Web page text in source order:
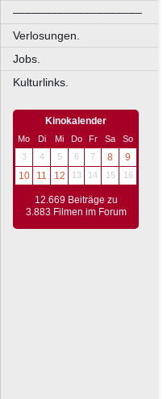
––––––––––––––––––––
Verlosungen.
Jobs.
Kulturlinks.
Kinokalender
Mo Di Mi Do Fr Sa
So
3
4 5 6 7 8
9
10
11 12 13 14 15 16
12.669 Beiträge zu
3.883 Filmen im Forum